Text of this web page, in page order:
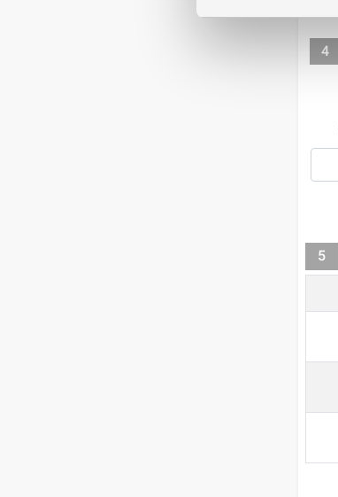
4
5